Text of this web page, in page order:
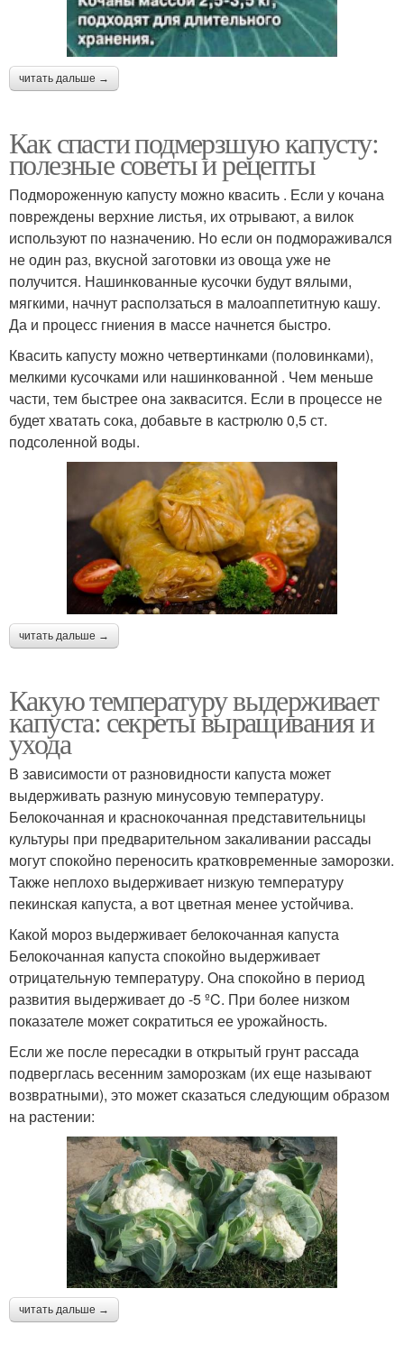
читать дальше →
Как спасти подмерзшую капусту:
полезные советы и рецепты
Подмороженную капусту можно квасить . Если у кочана
повреждены верхние листья, их отрывают, а вилок
используют по назначению. Но если он подмораживался
не один раз, вкусной заготовки из овоща уже не
получится. Нашинкованные кусочки будут вялыми,
мягкими, начнут расползаться в малоаппетитную кашу.
Да и процесс гниения в массе начнется быстро.
Квасить капусту можно четвертинками (половинками),
мелкими кусочками или нашинкованной . Чем меньше
части, тем быстрее она заквасится. Если в процессе не
будет хватать сока, добавьте в кастрюлю 0,5 ст.
подсоленной воды.
читать дальше →
Какую температуру выдерживает
капуста: секреты выращивания и
ухода
В зависимости от разновидности капуста может
выдерживать разную минусовую температуру.
Белокочанная и краснокочанная представительницы
культуры при предварительном закаливании рассады
могут спокойно переносить кратковременные заморозки.
Также неплохо выдерживает низкую температуру
пекинская капуста, а вот цветная менее устойчива.
Какой мороз выдерживает белокочанная капуста
Белокочанная капуста спокойно выдерживает
отрицательную температуру. Она спокойно в период
развития выдерживает до -5 ºC. При более низком
показателе может сократиться ее урожайность.
Если же после пересадки в открытый грунт рассада
подверглась весенним заморозкам (их еще называют
возвратными), это может сказаться следующим образом
на растении:
читать дальше →